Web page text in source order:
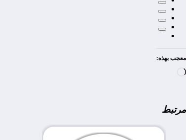
معجب بهذه:
مرتبط